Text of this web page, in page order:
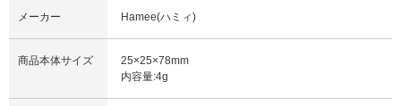
メーカー Hamee(ハミィ)
商品本体サイズ
25×25×78mm
内容量:4g